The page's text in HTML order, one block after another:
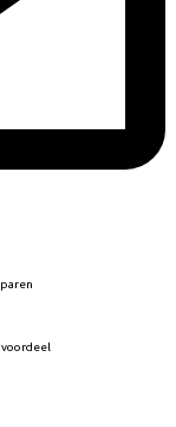
voordeel